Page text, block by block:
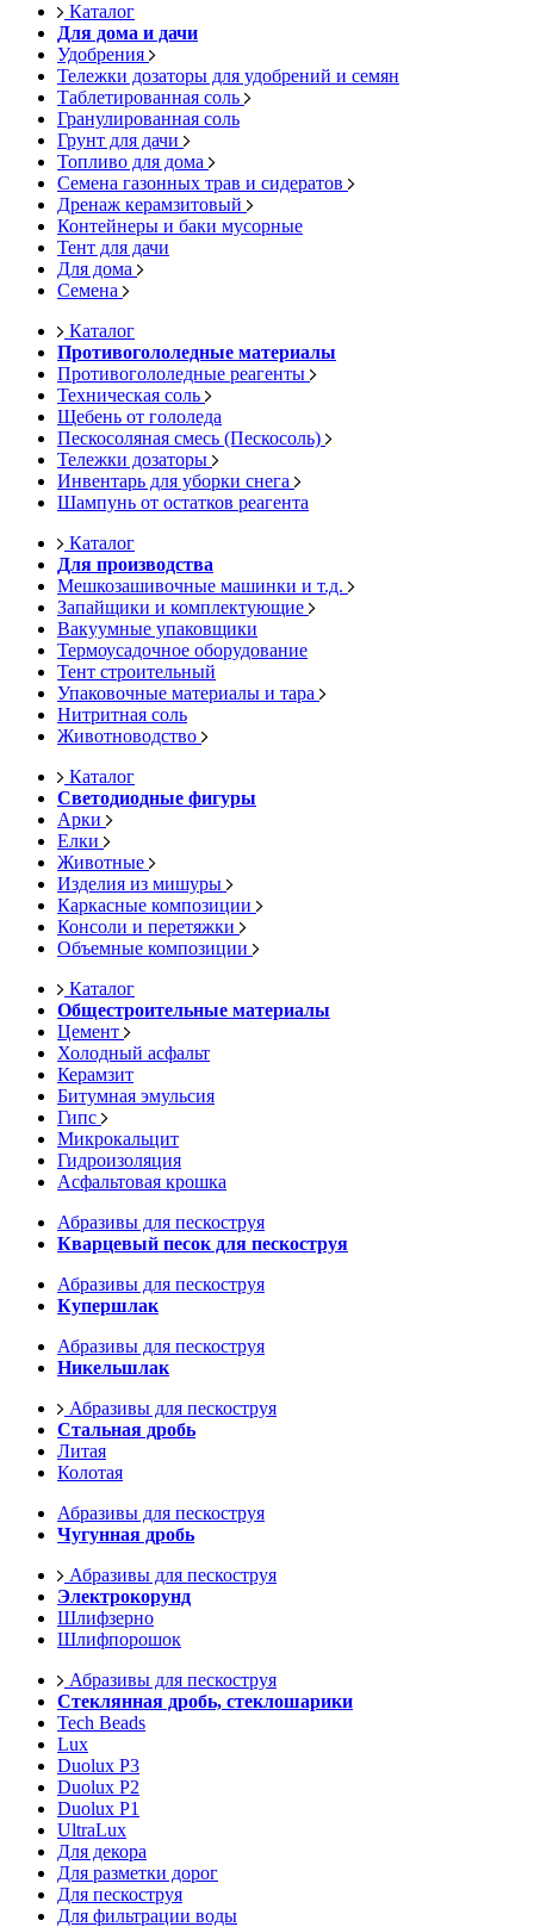
Каталог
Для дома и дачи
Удобрения
Тележки дозаторы для удобрений и семян
Таблетированная соль
Гранулированная соль
Грунт для дачи
Топливо для дома
Семена газонных трав и сидератов
Дренаж керамзитовый
Контейнеры и баки мусорные
Тент для дачи
Для дома
Семена
Каталог
Противогололедные материалы
Противогололедные реагенты
Техническая соль
Щебень от гололеда
Пескосоляная смесь (Пескосоль)
Тележки дозаторы
Инвентарь для уборки снега
Шампунь от остатков реагента
Каталог
Для производства
Мешкозашивочные машинки и т.д.
Запайщики и комплектующие
Вакуумные упаковщики
Термоусадочное оборудование
Тент строительный
Упаковочные материалы и тара
Нитритная соль
Животноводство
Каталог
Светодиодные фигуры
Арки
Елки
Животные
Изделия из мишуры
Каркасные композиции
Консоли и перетяжки
Объемные композиции
Каталог
Общестроительные материалы
Цемент
Холодный асфальт
Керамзит
Битумная эмульсия
Гипс
Микрокальцит
Гидроизоляция
Асфальтовая крошка
Абразивы для пескоструя
Кварцевый песок для пескоструя
Абразивы для пескоструя
Купершлак
Абразивы для пескоструя
Никельшлак
Абразивы для пескоструя
Стальная дробь
Литая
Колотая
Абразивы для пескоструя
Чугунная дробь
Абразивы для пескоструя
Электрокорунд
Шлифзерно
Шлифпорошок
Абразивы для пескоструя
Стеклянная дробь, стеклошарики
Tech Beads
Lux
Duolux P3
Duolux P2
Duolux P1
UltraLux
Для декора
Для разметки дорог
Для пескоструя
Для фильтрации воды